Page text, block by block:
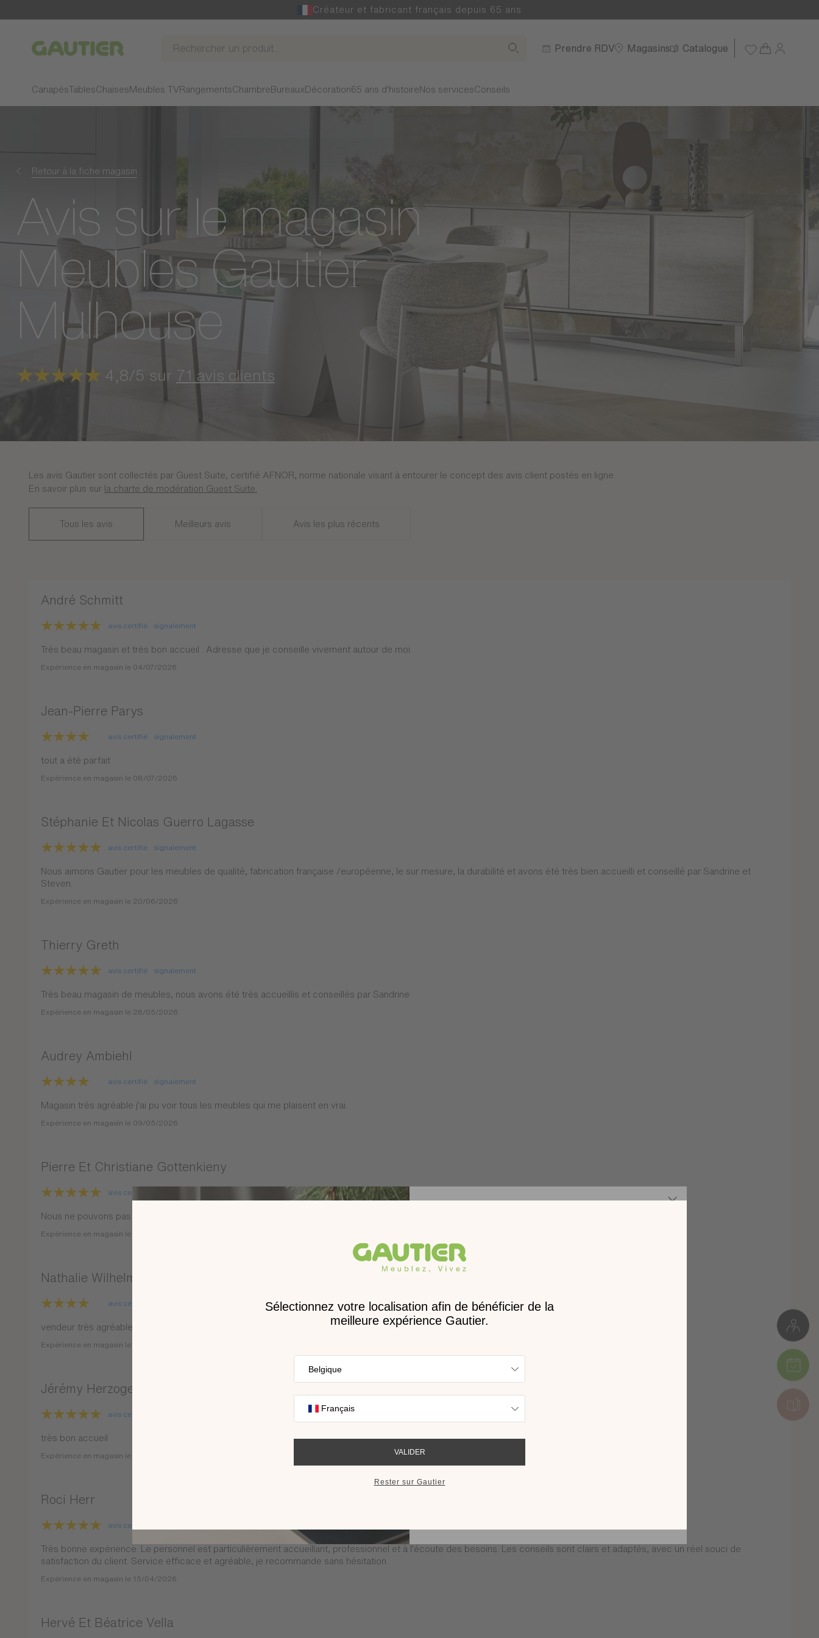
Créateur et fabricant français depuis 65 ans
Gautier Prendre RDV Magasins Catalogue
CanapésTablesChaises Meubles TV RangementsChambre Bureaux Décoration65 ans d'histoire Nos servicesConseils
Retour à la fiche magasin
Avis sur le magasin
Meubles Gautier
Mulhouse
4,8/5 sur 71 avis clients
Les avis Gautier sont collectés par Guest Suite, certifié AFNOR, norme nationale visant à entourer le concept des avis client postés en ligne.
En savoir plus sur la charte de modération Guest Suite.
Tous les avis Meilleurs avis Avis les plus récents
André Schmitt
avis certifié signalement
Très beau magasin et très bon accueil . Adresse que je conseille vivement autour de moi.
Expérience en magasin le 04/07/2026
Jean-Pierre Parys
avis certifié signalement
tout a été parfait
Expérience en magasin le 08/07/2026
Stéphanie Et Nicolas Guerro Lagasse
avis certifié signalement
Nous aimons Gautier pour les meubles de qualité, fabrication française /européenne, le sur mesure, la durabilité et avons été très bien accueilli et conseillé par Sandrine et
Steven.
Expérience en magasin le 20/06/2026
Thierry Greth
avis certifié signalement
Très beau magasin de meubles, nous avons été très accueillis et conseillés par Sandrine
Expérience en magasin le 26/05/2026
Audrey Ambiehl
avis certifié signalement
Magasin très agréable j'ai pu voir tous les meubles qui me plaisent en vrai.
Expérience en magasin le 09/05/2026
Pierre Et Christiane Gottenkieny
avis certifié
Nous ne pouvons pas répondre à votre questionnaire car c'est notre fils qui s'est occupé de tout.
Expérience en magasin le 07/05/2026
Nathalie Wilhelm
avis certifié
vendeur très agréable et professionnel
Expérience en magasin le 02/05/2026
Jérémy Herzogenrath
avis certifié
très bon accueil
Expérience en magasin le 23/04/2026
Roci Herr
avis certifié
Très bonne expérience. Le personnel est particulièrement accueillant, professionnel et à l'écoute des besoins. Les conseils sont clairs et adaptés, avec un réel souci de
satisfaction du client. Service efficace et agréable, je recommande sans hésitation.
Expérience en magasin le 15/04/2026
Hervé Et Béatrice Vella
nouveau catalogue
Trouvez l’inspiration en découvrant
nos collections sur l’écran de votre
RECEVOIR LE CATALOGUE 2026